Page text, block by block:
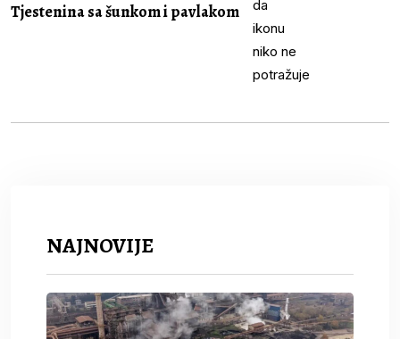
Tjestenina sa šunkom i pavlakom
NAJNOVIJE